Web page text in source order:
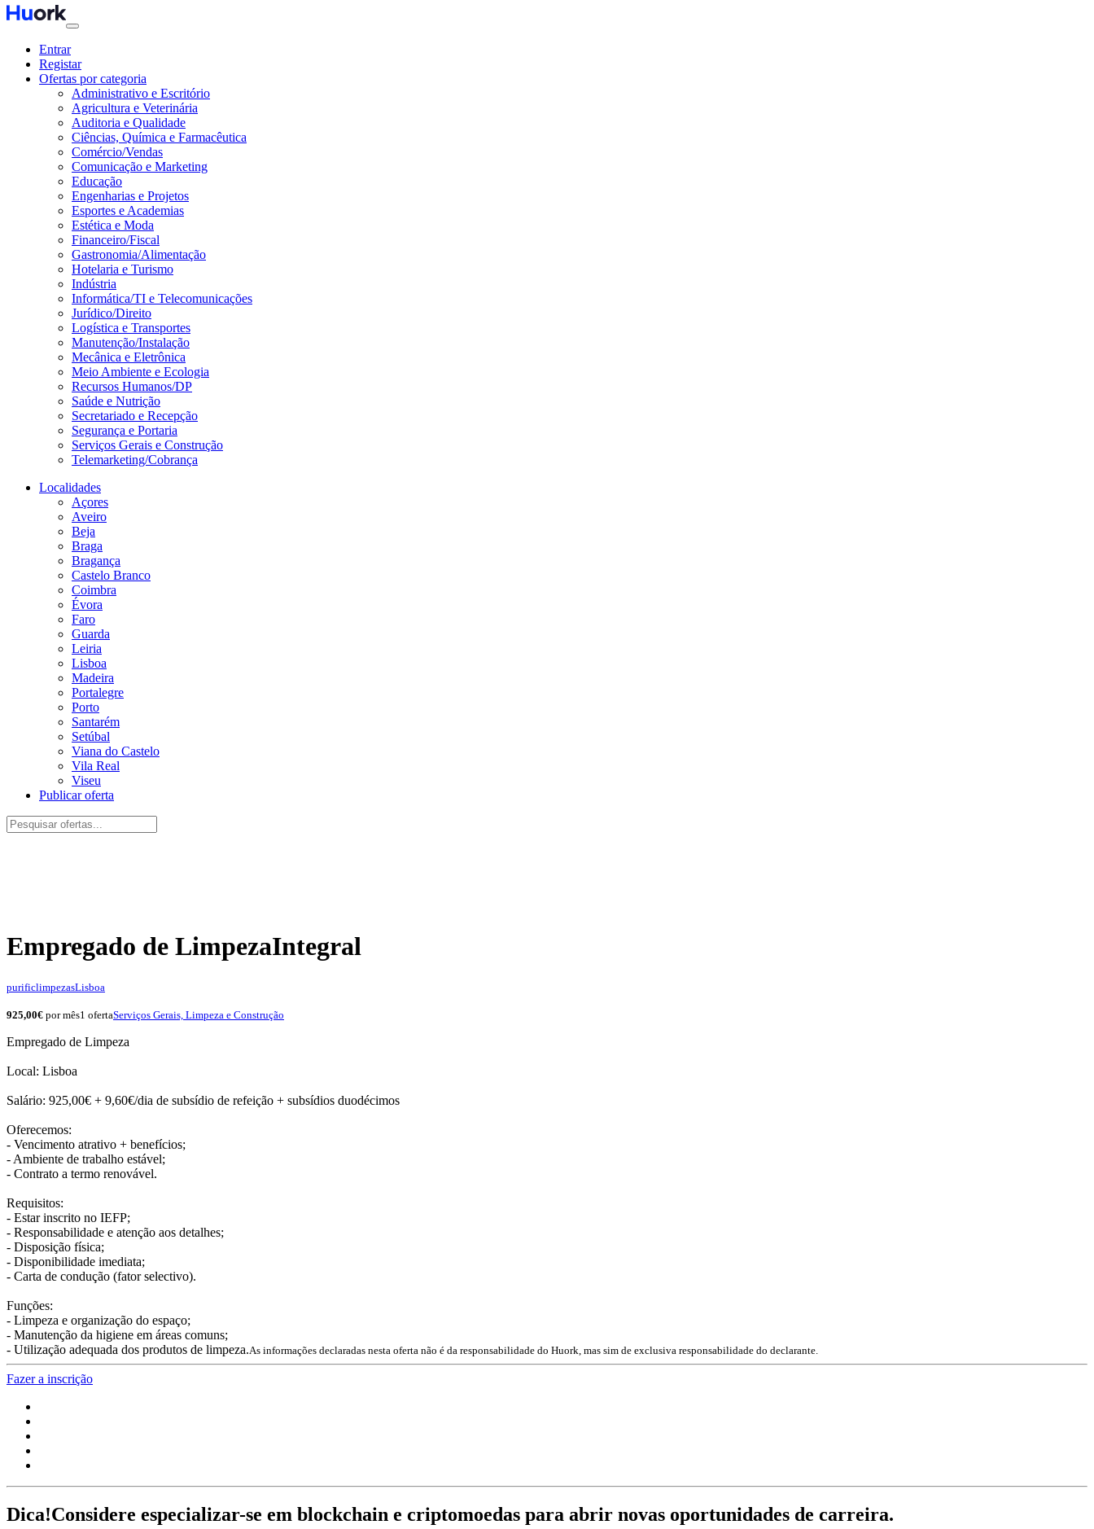
Entrar
Registar
Ofertas por categoria
Administrativo e Escritório
Agricultura e Veterinária
Auditoria e Qualidade
Ciências, Química e Farmacêutica
Comércio/Vendas
Comunicação e Marketing
Educação
Engenharias e Projetos
Esportes e Academias
Estética e Moda
Financeiro/Fiscal
Gastronomia/Alimentação
Hotelaria e Turismo
Indústria
Informática/TI e Telecomunicações
Jurídico/Direito
Logística e Transportes
Manutenção/Instalação
Mecânica e Eletrônica
Meio Ambiente e Ecologia
Recursos Humanos/DP
Saúde e Nutrição
Secretariado e Recepção
Segurança e Portaria
Serviços Gerais e Construção
Telemarketing/Cobrança
Localidades
Açores
Aveiro
Beja
Braga
Bragança
Castelo Branco
Coimbra
Évora
Faro
Guarda
Leiria
Lisboa
Madeira
Portalegre
Porto
Santarém
Setúbal
Viana do Castelo
Vila Real
Viseu
Publicar oferta
Empregado de LimpezaIntegral
purificlimpezasLisboa
925,00€ por mês1 ofertaServiços Gerais, Limpeza e Construção
Empregado de Limpeza
Local: Lisboa
Salário: 925,00€ + 9,60€/dia de subsídio de refeição + subsídios duodécimos
Oferecemos:
- Vencimento atrativo + benefícios;
- Ambiente de trabalho estável;
- Contrato a termo renovável.
Requisitos:
- Estar inscrito no IEFP;
- Responsabilidade e atenção aos detalhes;
- Disposição física;
- Disponibilidade imediata;
- Carta de condução (fator selectivo).
Funções:
- Limpeza e organização do espaço;
- Manutenção da higiene em áreas comuns;
- Utilização adequada dos produtos de limpeza.As informações declaradas nesta oferta não é da responsabilidade do Huork, mas sim de exclusiva responsabilidade do declarante.
Fazer a inscrição
Dica!Considere especializar-se em blockchain e criptomoedas para abrir novas oportunidades de carreira.